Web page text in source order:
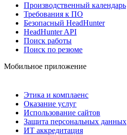
Производственный календарь
Требования к ПО
Безопасный HeadHunter
HeadHunter API
Поиск работы
Поиск по резюме
Мобильное приложение
Этика и комплаенс
Оказание услуг
Использование сайтов
Защита персональных данных
ИТ аккредитация